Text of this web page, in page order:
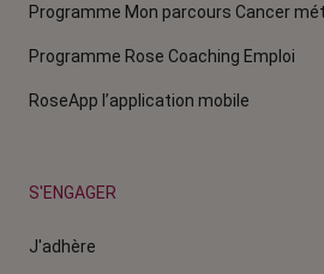
Programme Mon parcours Cancer
Programme Rose Coaching Emploi
RoseApp l’application mobile
S'ENGAGER
J'adhère